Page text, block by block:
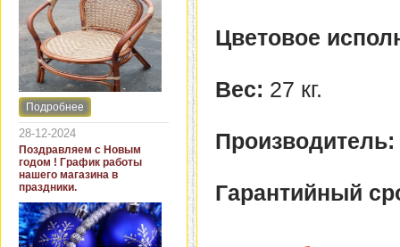
Интернет-магазин "Кровать
и диван" представляет
новинки стульев и кресел
для дачи. В ассортименте
представлены как
бюджетные модели из
пластика для дачи, так и
кресла для загородных
домов из натурального и
искусственного ротанга.
Подробнее
28-12-2024
Поздравляем с Новым
годом ! График работы
нашего магазина в
праздники.
Цветовое
Вес: 27 кг.
Производитель:
Гарантийный